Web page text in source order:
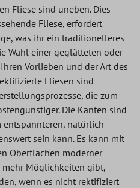
Fliese sind uneben. Dies
Fliese, erfordert
was ihr ein traditionelleres
Wahl einer geglätteten oder
Vorlieben und der Art des
Fliesen sind
die zum
Die Kanten sind
entspannteren, natürlich
sein kann. Es kann mit
Oberflächen moderner
mehr Möglichkeiten gibt,
wenn es nicht rektifiziert